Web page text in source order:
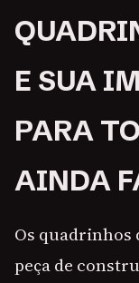
E SUA
PARA
AINDA
Os quadrinhos
peça de